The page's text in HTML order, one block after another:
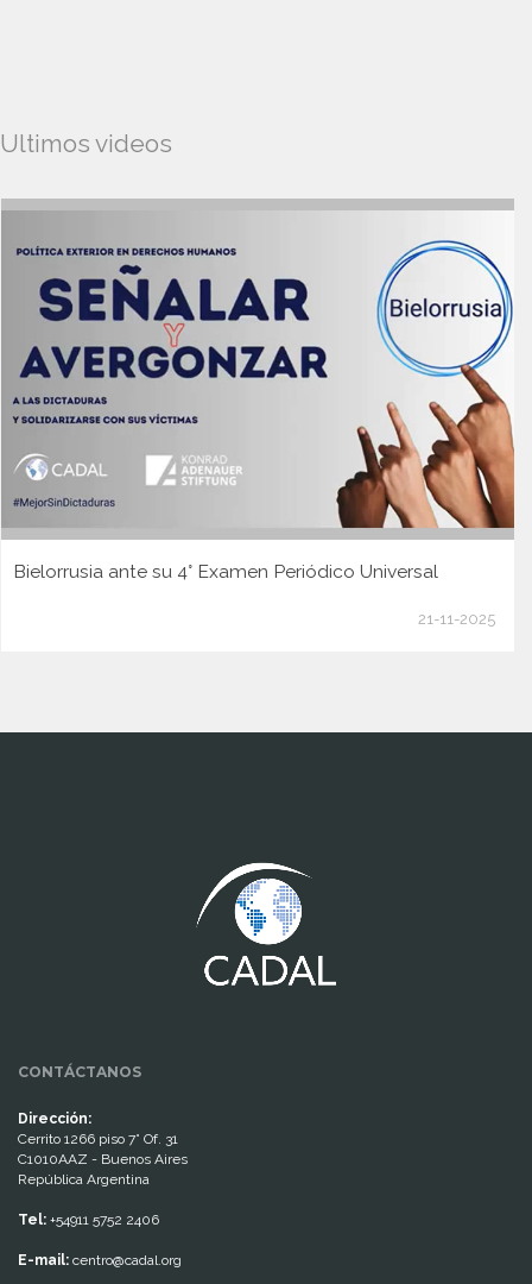
Ultimos videos
Bielorrusia ante su 4° Examen Periódico Universal
21-11-2025
CONTÁCTANOS
Dirección:
Cerrito 1266 piso 7° Of. 31
C1010AAZ - Buenos Aires
República Argentina
Tel: +54911 5752 2406
E-mail: centro@cadal.org